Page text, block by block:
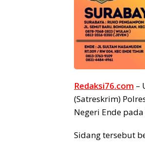
Redaksi76.com –
(Satreskrim)
Negeri Ende
Sidang tersebut